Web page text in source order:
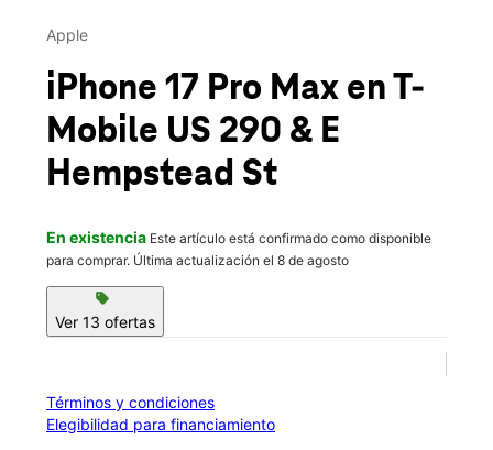
Sáb.:
2191 E Austin St Ste 103 Giddings, TX 78942
Apple
iPhone 17 Pro Max en T-
Mobile US 290 & E
Hempstead St
En existencia Este artículo está confirmado como disponible
para comprar. Última actualización el 8 de agosto
sell
Ver 13 ofertas
Términos y condiciones
Elegibilidad para financiamiento